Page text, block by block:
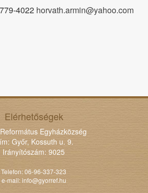
4022 horvath.armin@yahoo.com
Elérhetőségek
Egyházközség
Győr, Kossuth u. 9.
Irányítószám: 9025
Telefon: 06-96-337-323
e-mail:info@gyorref.hu